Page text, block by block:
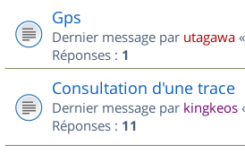
Gps
Dernier message par utagawa «
Réponses : 1
Consultation d'une trace
Dernier message par kingkeos
Réponses : 11